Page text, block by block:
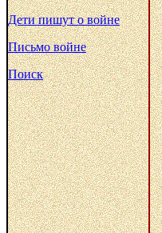
Дети пишут о войне
Письмо войне
Поиск